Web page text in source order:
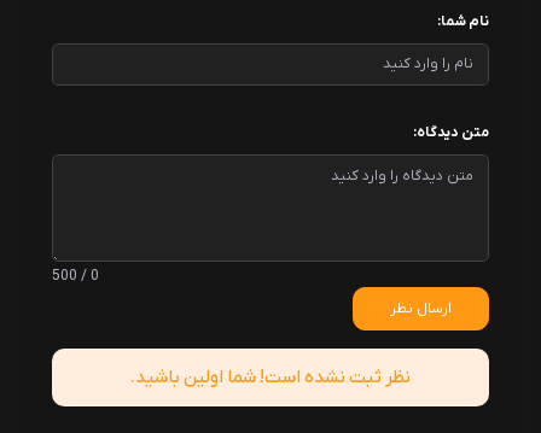
نام شما:
متن دیدگاه:
0 / 500
ارسال نظر
نظر ثبت نشده است! شما اولین باشید.